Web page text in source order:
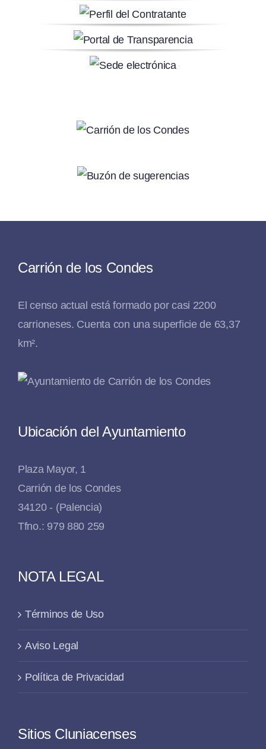
Carrión de los Condes
El censo actual está formado por casi 2200
carrioneses. Cuenta con una superficie de 63,37
km².
Ubicación del Ayuntamiento
Plaza Mayor, 1
Carrión de los Condes
34120 - (Palencia)
Tfno.: 979 880 259
NOTA LEGAL
Términos de Uso
Aviso Legal
Política de Privacidad
Sitios Cluniacenses